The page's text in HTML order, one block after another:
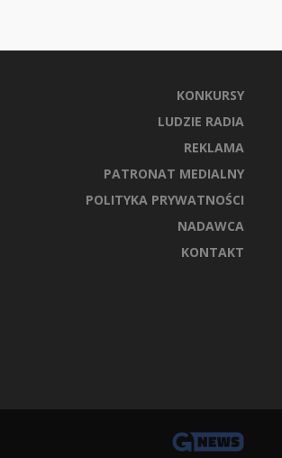
KONKURSY
LUDZIE RADIA
REKLAMA
PATRONAT MEDIALNY
POLITYKA PRYWATNOŚCI
NADAWCA
KONTAKT